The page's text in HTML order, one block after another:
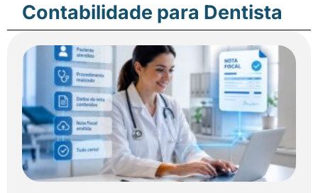
Contabilidade para Dentista